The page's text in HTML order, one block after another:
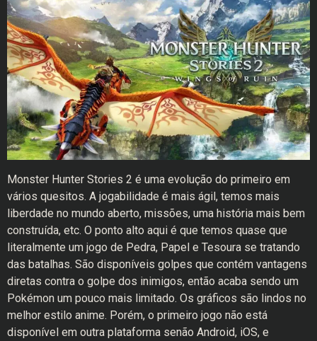
Monster Hunter Stories 2 é uma evolução do primeiro em
vários quesitos. A jogabilidade é mais ágil, temos mais
liberdade no mundo aberto, missões, uma história mais bem
construída, etc. O ponto alto aqui é que temos quase que
literalmente um jogo de Pedra, Papel e Tesoura se tratando
das batalhas. São disponíveis golpes que contém vantagens
diretas contra o golpe dos inimigos, então acaba sendo um
Pokémon um pouco mais limitado. Os gráficos são lindos no
melhor estilo anime. Porém, o primeiro jogo não está
disponível em outra plataforma senão Android, iOS, e